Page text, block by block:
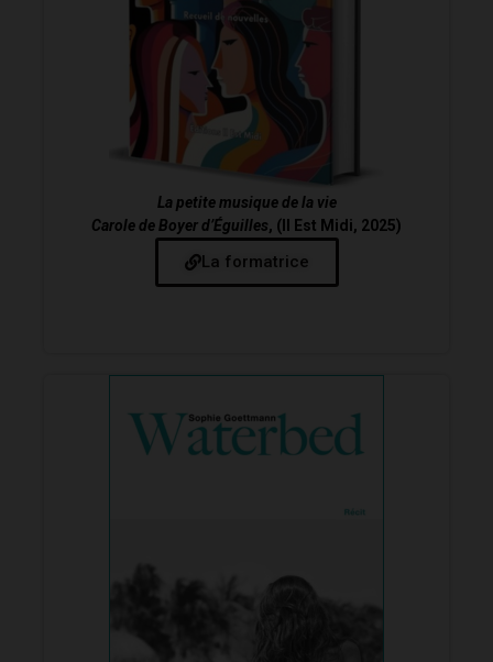
La petite musique de la vie
Carole de Boyer d’Éguilles, (Il Est Midi, 2025)
La formatrice